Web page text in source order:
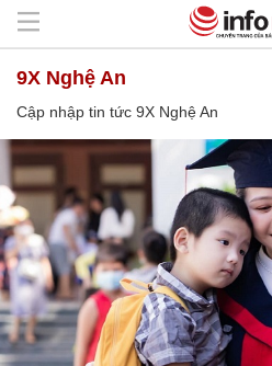
9X Nghệ An
Cập nhập tin tức 9X Nghệ An